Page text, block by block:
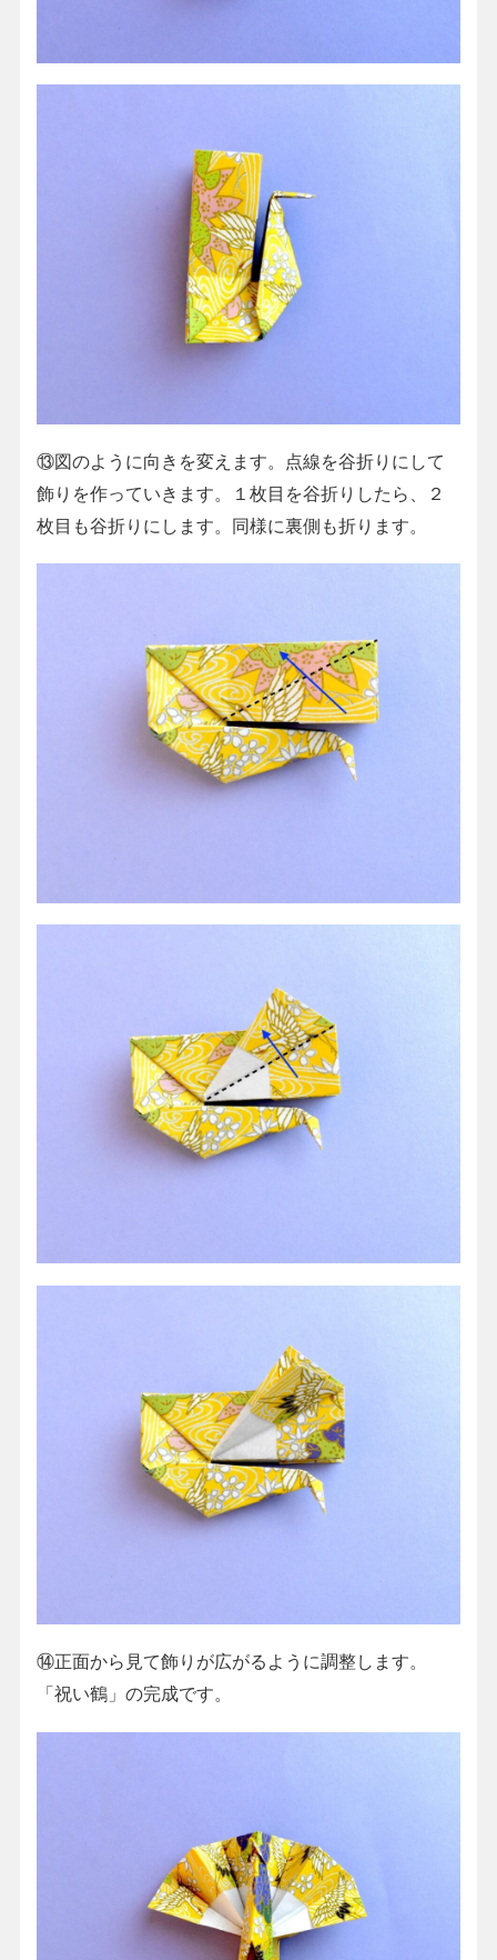
⑬図のように向きを変えます。点線を谷折りにして
飾りを作っていきます。１枚目を谷折りしたら、２
枚目も谷折りにします。同様に裏側も折ります。
⑭正面から見て飾りが広がるように調整します。
「祝い鶴」の完成です。